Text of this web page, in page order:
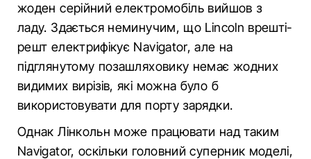
жоден серійний електромобіль вийшов з
ладу. Здається неминучим, що Lincoln врешті-
решт електрифікує Navigator, але на
підглянутому позашляховику немає жодних
видимих вирізів, які можна було б
використовувати для порту зарядки.
Однак Лінкольн може працювати над таким
Navigator, оскільки головний суперник моделі,